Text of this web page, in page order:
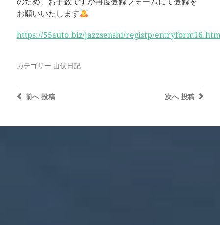
お願いいたします
https://55auto.biz/jazzsenshi/registp/entryform16.htm
カテゴリー 山伏日記
次へ 投稿
前へ投稿